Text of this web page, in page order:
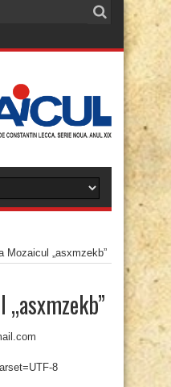
Mozaicul „asxmzekb”
8